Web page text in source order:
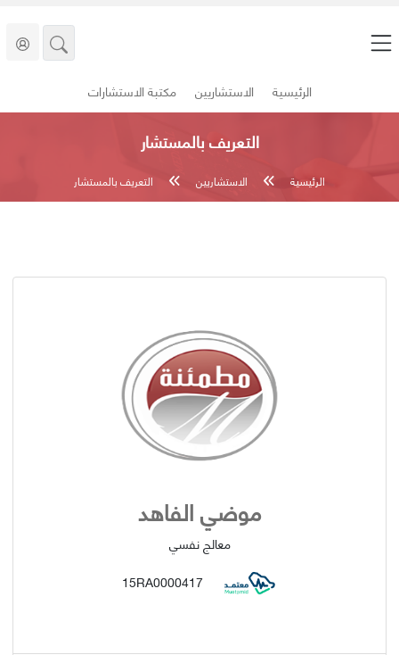
الرئيسية الاستشاريين مكتبة الاستشارات
التعريف بالمستشار
الرئيسية الاستشاريين التعريف بالمستشار
موضي الفاهد
معالج نفسي
15RA0000417